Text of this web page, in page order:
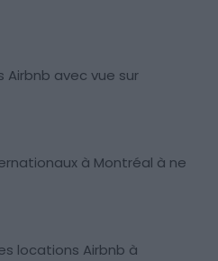
Airbnb avec vue sur
à Montréal à ne
locations Airbnb à